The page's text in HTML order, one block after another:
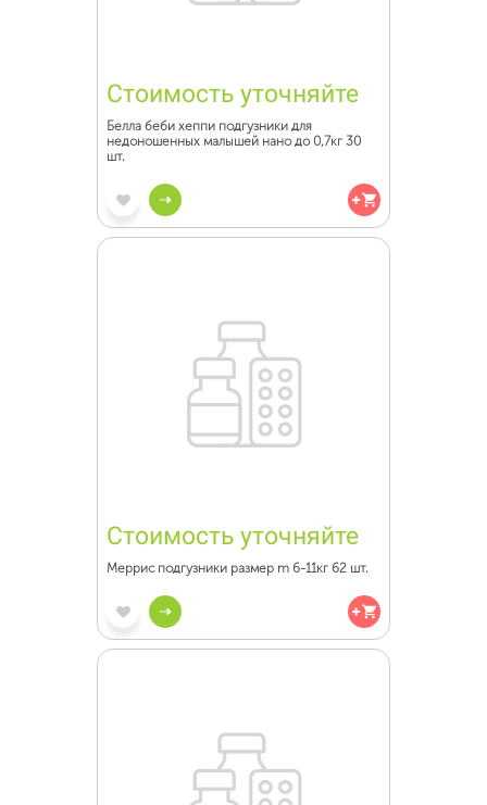
Стоимость уточняйте
Белла беби хеппи подгузники для
недоношенных малышей нано до 0,7кг 30
шт.
Стоимость уточняйте
Меррис подгузники размер m 6-11кг 62 шт.